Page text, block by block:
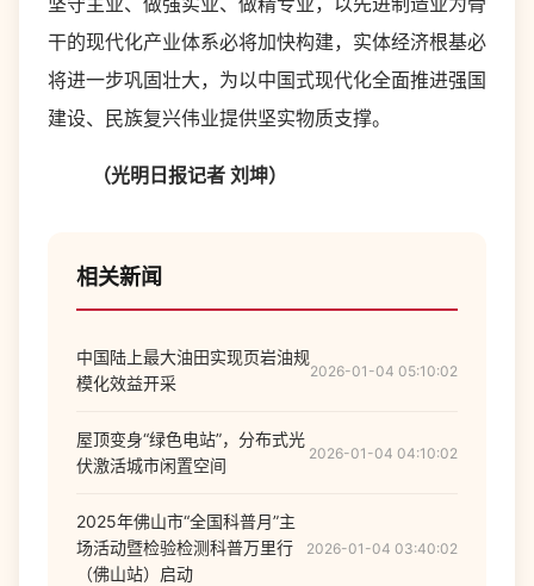
干的现代化产业体系必将加快构建，实体经济根基必
将进一步巩固壮大，为以中国式现代化全面推进强国
建设、民族复兴伟业提供坚实物质支撑。
（光明日报记者 刘坤）
相关新闻
中国陆上最大油田实现页岩油规
模化效益开采
2026-01-04 05:10:02
屋顶变身“绿色电站”，分布式光
伏激活城市闲置空间
2026-01-04 04:10:02
2025年佛山市“全国科普月”主
场活动暨检验检测科普万里行
（佛山站）启动
2026-01-04 03:40:02